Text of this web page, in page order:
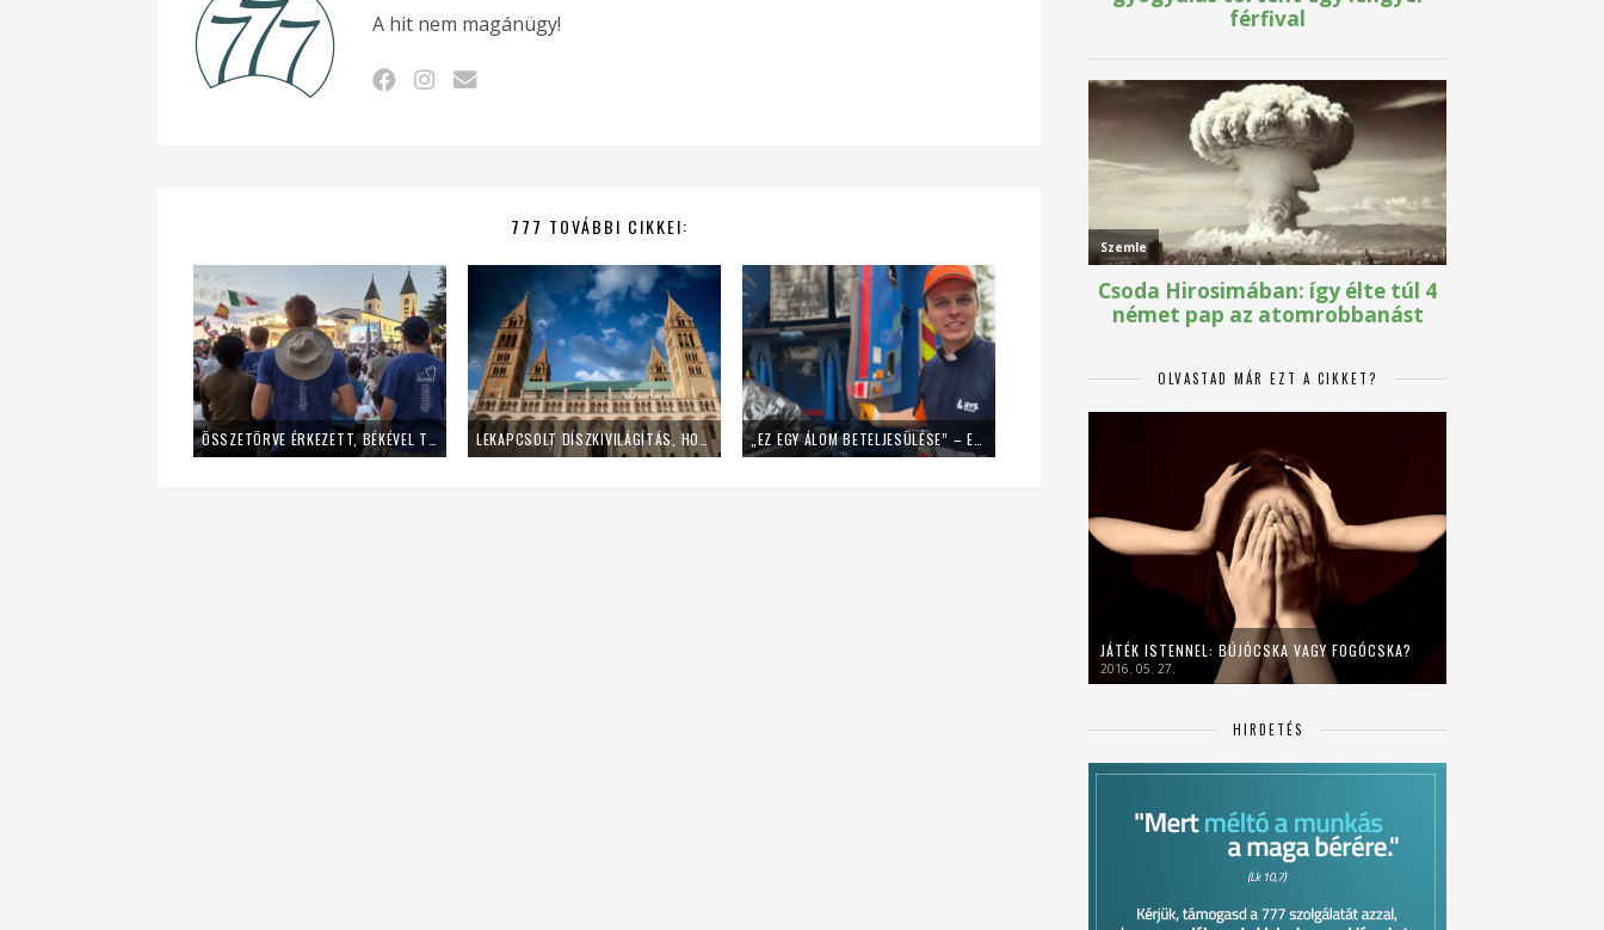
A hit nem magánügy!
777 TOVÁBBI CIKKEI:
LEKAPCSOLT DÍSZKIVILÁGÍTÁS, HOME OFFICE – ÍGY SPÓROL AZ ENERGIÁVAL A PÉCSI EGYHÁZMEGYE
OLVASTAD MÁR EZT A CIKKET?
JÁTÉK ISTENNEL: BÚJÓCSKA VAGY FOGÓCSKA?
2016. 05. 27.
HIRDETÉS